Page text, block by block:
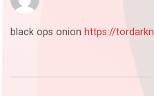
black ops onion https://